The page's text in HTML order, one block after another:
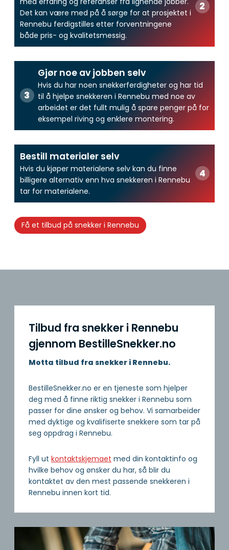
Det kan være med på å sørge for at prosjektet i
Rennebu ferdigstilles etter forventningene
både pris- og kvalitetsmessig.
Gjør noe av jobben selv
Hvis du har noen snekkerferdigheter og har tid
til å hjelpe snekkeren i Rennebu med noe av
arbeidet er det fullt mulig å spare penger på for
eksempel riving og enklere montering.
Bestill materialer selv
Hvis du kjøper materialene selv kan du finne
billigere alternativ enn hva snekkeren i Rennebu
tar for materialene.
Få et tilbud på snekker i Rennebu
Tilbud fra snekker i Rennebu
gjennom BestilleSnekker.no
Motta tilbud fra snekker i Rennebu.
BestilleSnekker.no er en tjeneste som hjelper
deg med å finne riktig snekker i Rennebu som
passer for dine ønsker og behov. Vi samarbeider
med dyktige og kvalifiserte snekkere som tar på
seg oppdrag i Rennebu.
Fyll ut kontaktskjemaet med din kontaktinfo og
hvilke behov og ønsker du har, så blir du
kontaktet av den mest passende snekkeren i
Rennebu innen kort tid.